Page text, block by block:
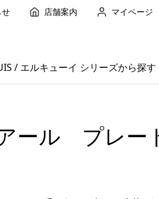
せ 店舗案内 マイページ
/ エルキューイ シリーズから探す
ール プレー